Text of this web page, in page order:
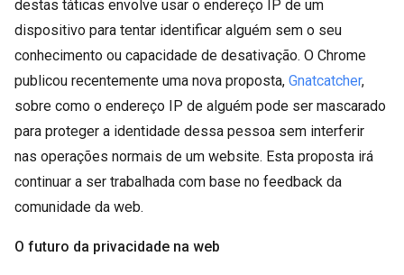
destas táticas envolve usar o endereço IP de um
dispositivo para tentar identificar alguém sem o seu
conhecimento ou capacidade de desativação. O Chrome
publicou recentemente uma nova proposta, Gnatcatcher,
sobre como o endereço IP de alguém pode ser mascarado
para proteger a identidade dessa pessoa sem interferir
nas operações normais de um website. Esta proposta irá
continuar a ser trabalhada com base no feedback da
comunidade da web.
O futuro da privacidade na web